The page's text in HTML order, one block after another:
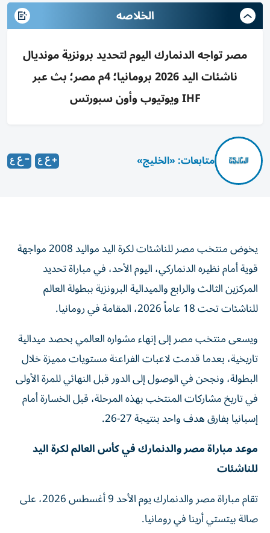
الخلاصه
مصر تواجه الدنمارك اليوم لتحديد برونزية مونديال
ناشئات اليد 2026 برومانيا؛ 4م مصر؛ بث عبر
IHF ويوتيوب وأون سبورتس
متابعات: «الخليج»
يخوض منتخب مصر للناشئات لكرة اليد مواليد 2008 مواجهة
قوية أمام نظيره الدنماركي، اليوم الأحد، في مباراة تحديد
المركزين الثالث والرابع والميدالية البرونزية ببطولة العالم
للناشئات تحت 18 عاماً 2026، المقامة في رومانيا.
ويسعى منتخب مصر إلى إنهاء مشواره العالمي بحصد ميدالية
تاريخية، بعدما قدمت لاعبات الفراعنة مستويات مميزة خلال
البطولة، ونجحن في الوصول إلى الدور قبل النهائي للمرة الأولى
في تاريخ مشاركات المنتخب بهذه المرحلة، قبل الخسارة أمام
إسبانيا بفارق هدف واحد بنتيجة 27-26.
موعد مباراة مصر والدنمارك في كأس العالم لكرة اليد
للناشئات
تقام مباراة مصر والدنمارك يوم الأحد 9 أغسطس 2026، على
صالة بيتستي أرينا في رومانيا.